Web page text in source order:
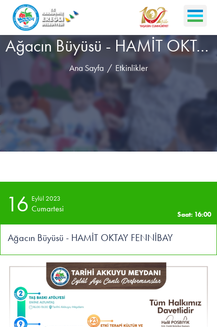
Ağacın Büyüsü - HAMİT OKTAY FENNİBAY
Ana Sayfa Etkinlikler
16 Eylül 2023
Cumartesi
Saat: 16:00
Ağacın Büyüsü - HAMİT OKTAY FENNİBAY